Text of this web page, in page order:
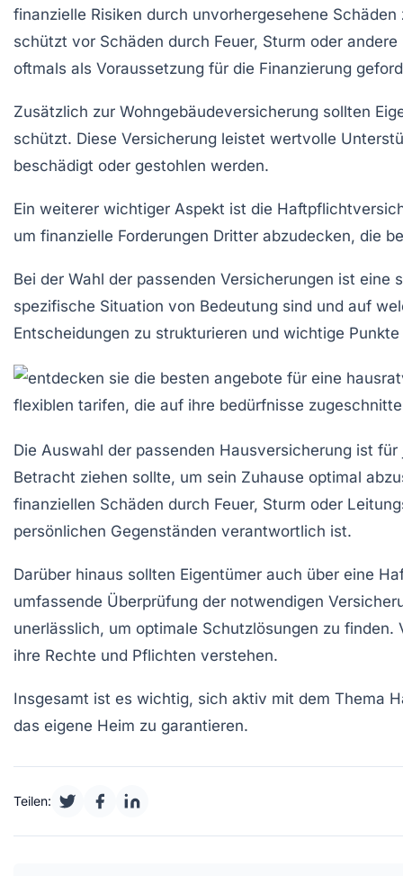
finanzielle Risiken durch unvorhergesehene
schützt vor Schäden durch Feuer, Sturm oder
oftmals als Voraussetzung für die Finanzierung
Zusätzlich zur Wohngebäudeversicherung sollten
schützt. Diese Versicherung leistet wertvolle
beschädigt oder gestohlen werden.
Ein weiterer wichtiger Aspekt ist die
um finanzielle Forderungen Dritter abzudecken, die
Bei der Wahl der passenden Versicherungen ist eine
spezifische Situation von Bedeutung sind und auf
Entscheidungen zu strukturieren und wichtige
Die Auswahl der passenden Hausversicherung ist für
Betracht ziehen sollte, um sein Zuhause optimal
finanziellen Schäden durch Feuer, Sturm oder
persönlichen Gegenständen verantwortlich ist.
Darüber hinaus sollten Eigentümer auch über eine
umfassende Überprüfung der notwendigen
unerlässlich, um optimale Schutzlösungen zu
ihre Rechte und Pflichten verstehen.
Insgesamt ist es wichtig, sich aktiv mit dem Thema
das eigene Heim zu garantieren.
Teilen: